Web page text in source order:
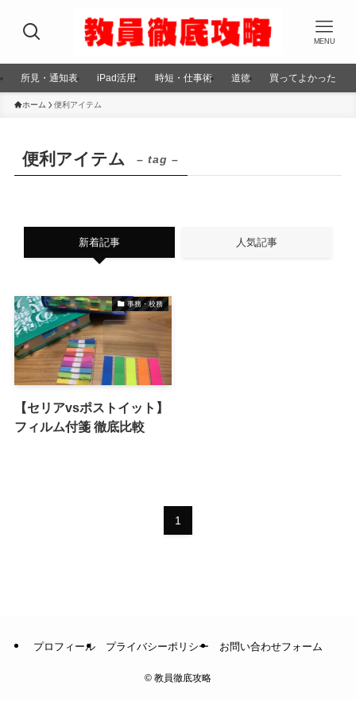
MENU
所見・通知表 iPad活用 時短・仕事術 道徳 買ってよかった
ホーム 便利アイテム
便利アイテム – tag –
新着記事 人気記事
事務・校務
【セリアvsポストイット】
フィルム付箋 徹底比較
1
プロフィール プライバシーポリシー お問い合わせフォーム
© 教員徹底攻略